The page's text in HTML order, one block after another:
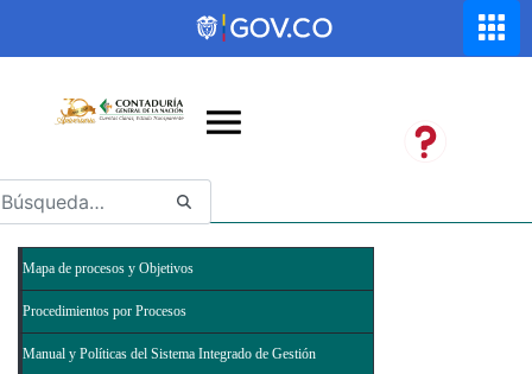
Saltar al contenido principal
Abrir menú de accesibilidad
Mapa de procesos y Objetivos
Procedimientos por Procesos
Manual y Políticas del Sistema Integrado de Gestión